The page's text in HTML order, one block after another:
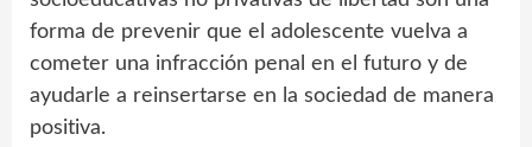
forma de prevenir que el adolescente vuelva a
cometer una infracción penal en el futuro y de
ayudarle a reinsertarse en la sociedad de manera
positiva.